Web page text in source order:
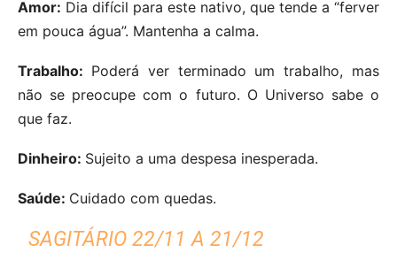
Amor: Dia difícil para este nativo, que tende a “ferver
em pouca água”. Mantenha a calma.
Trabalho: Poderá ver terminado um trabalho, mas
não se preocupe com o futuro. O Universo sabe o
que faz.
Dinheiro: Sujeito a uma despesa inesperada.
Saúde: Cuidado com quedas.
SAGITÁRIO 22/11 A 21/12